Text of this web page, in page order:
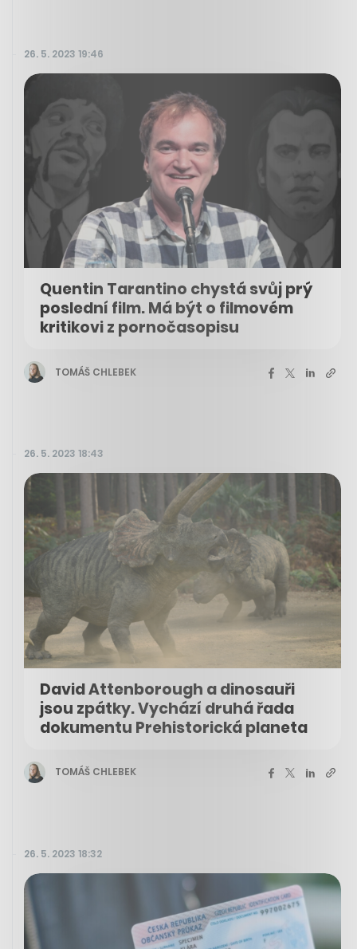
26. 5. 2023 19:46
Quentin Tarantino chystá svůj prý
poslední film. Má být o filmovém
kritikovi z pornočasopisu
TOMÁŠ CHLEBEK
26. 5. 2023 18:43
David Attenborough a dinosauři
jsou zpátky. Vychází druhá řada
dokumentu Prehistorická planeta
TOMÁŠ CHLEBEK
26. 5. 2023 18:32